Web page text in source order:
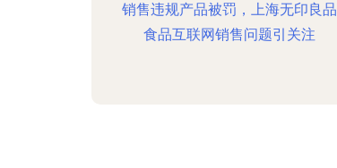
销售违规产品被罚，上海无印良品
食品互联网销售问题引关注